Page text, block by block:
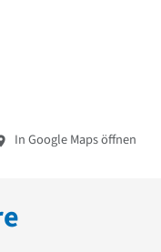
In Google Maps öffnen